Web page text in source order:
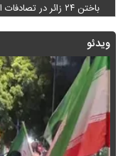
باختن ۲۴ زائر در تصادفات اربعینی
ویدئو